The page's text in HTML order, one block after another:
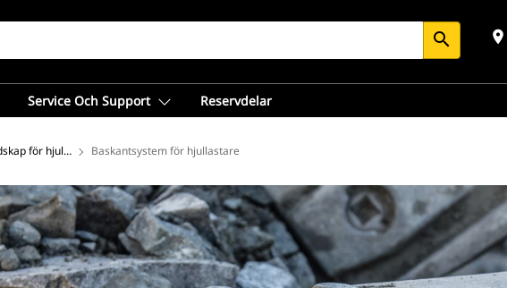
search place
Service Och Support Reservdelar
för hjullastareBaskantsystem för hjullastare